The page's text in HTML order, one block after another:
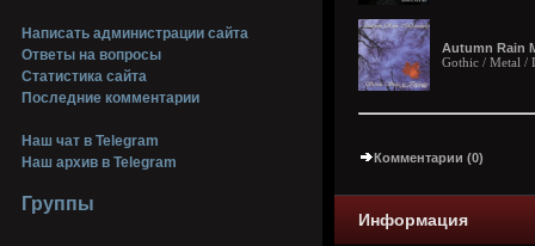
Написать администрации сайта
Ответы на вопросы
Статистика сайта
Последние комментарии
Наш чат в Telegram
Наш архив в Telegram
Группы
Autumn Rain
Gothic / Metal /
Комментарии (0)
Информация